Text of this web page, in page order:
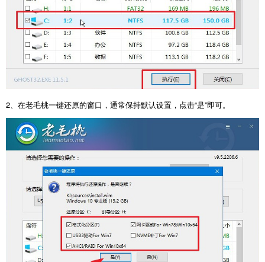
2、在老毛桃一键还原的窗口，通常保持默认设置，点击“是”即可。